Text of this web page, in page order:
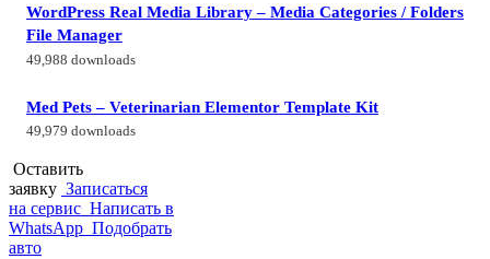
WordPress Real Media Library – Media Categories / Folders
File Manager
49,988 downloads
Med Pets – Veterinarian Elementor Template Kit
49,979 downloads
Оставить
заявку Записаться
на сервис Написать в
WhatsApp Подобрать
авто